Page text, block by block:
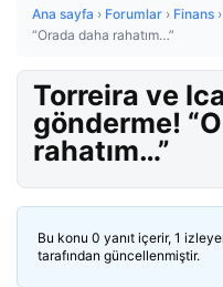
Ana sayfa › Forumlar › Finans ›
“Orada daha rahatım…”
Torreira ve
gönderme!
rahatım…”
Bu konu 0 yanıt içerir, 1
tarafından güncellenmiştir.